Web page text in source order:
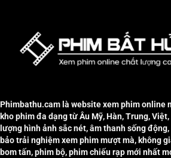
Phimbathu.cam là website xem phim online
kho phim đa dạng từ Âu Mỹ, Hàn, Trung,
lượng hình ảnh sắc nét, âm thanh sống
bảo trải nghiệm xem phim mượt mà, không
bom tấn, phim bộ, phim chiếu rạp mới nhất